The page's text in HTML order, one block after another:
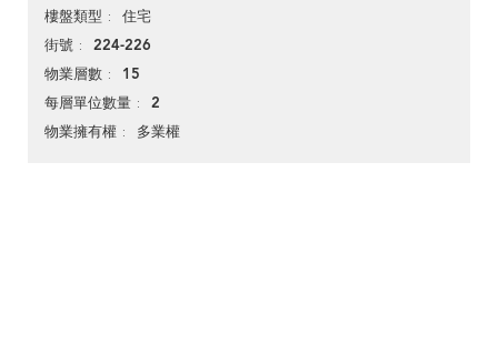
樓盤類型 住宅
街號 224-226
物業層數 15
每層單位數量 2
物業擁有權 多業權